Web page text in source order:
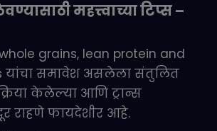
महत्त्वाच्या टिप्स –
grains, lean protein and
यांचा समावेश असलेला संतुलित
केलेल्या आणि ट्रान्स
राहणे फायदेशीर आहे.